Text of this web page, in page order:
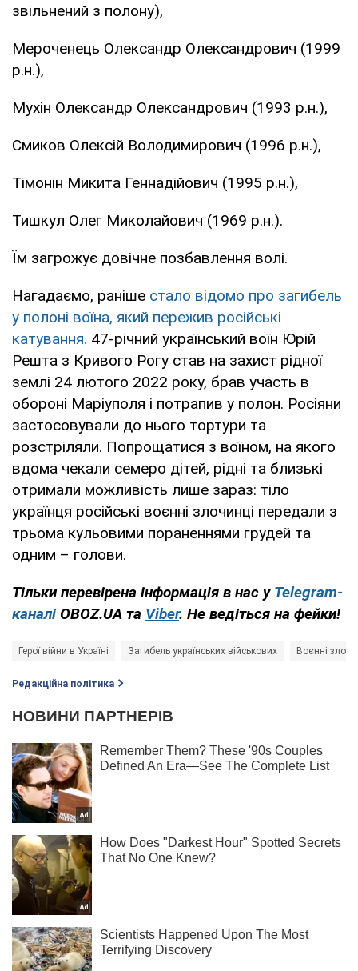
звільнений з полону),
Мероченець Олександр Олександрович (1999
р.н.),
Мухін Олександр Олександрович (1993 р.н.),
Смиков Олексій Володимирович (1996 р.н.),
Тімонін Микита Геннадійович (1995 р.н.),
Тишкул Олег Миколайович (1969 р.н.).
Їм загрожує довічне позбавлення волі.
Нагадаємо, раніше стало відомо про загибель
у полоні воїна, який пережив російські
катування. 47-річний український воїн Юрій
Решта з Кривого Рогу став на захист рідної
землі 24 лютого 2022 року, брав участь в
обороні Маріуполя і потрапив у полон. Росіяни
застосовували до нього тортури та
розстріляли. Попрощатися з воїном, на якого
вдома чекали семеро дітей, рідні та близькі
отримали можливість лише зараз: тіло
українця російські воєнні злочинці передали з
трьома кульовими пораненнями грудей та
одним – голови.
Тільки перевірена інформація в нас у Telegram-
каналі OBOZ.UA та Viber. Не ведіться на фейки!
Герої війни в Україні Загибель українських військових Воєнні
Редакційна політика